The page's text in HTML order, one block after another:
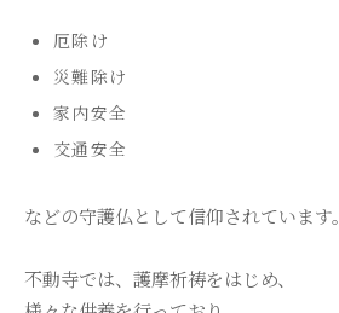
厄除け
災難除け
家内安全
交通安全
などの守護仏として信仰されています。
不動寺では、護摩祈祷をはじめ、